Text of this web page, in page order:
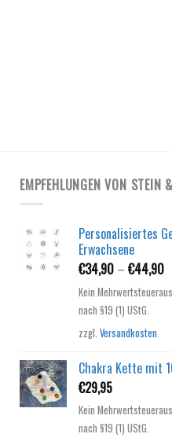
EMPFEHLUNGEN VON STEIN
Personalisiertes
Erwachsene
€34,90 – €44,90
Kein
nach §19 (1) UStG.
zzgl. Versandkosten
Chakra Kette mit
€29,95
Kein
nach §19 (1) UStG.